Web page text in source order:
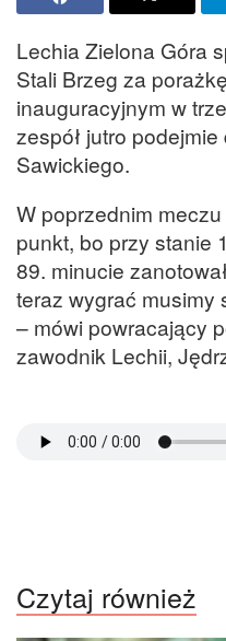
Lechia Zielona Góra
Stali Brzeg za
inauguracyjnym w
zespół jutro
Sawickiego.
W poprzednim
punkt, bo przy stanie
89. minucie
teraz wygrać musimy
– mówi powracający
zawodnik Lechii,
Czytaj również